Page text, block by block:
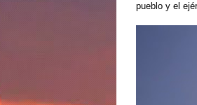
pueblo y el